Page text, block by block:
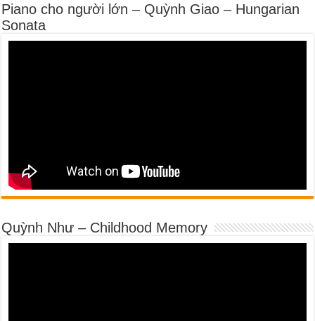
Piano cho người lớn – Quỳnh Giao – Hungarian
Sonata
Quỳnh Như – Childhood Memory